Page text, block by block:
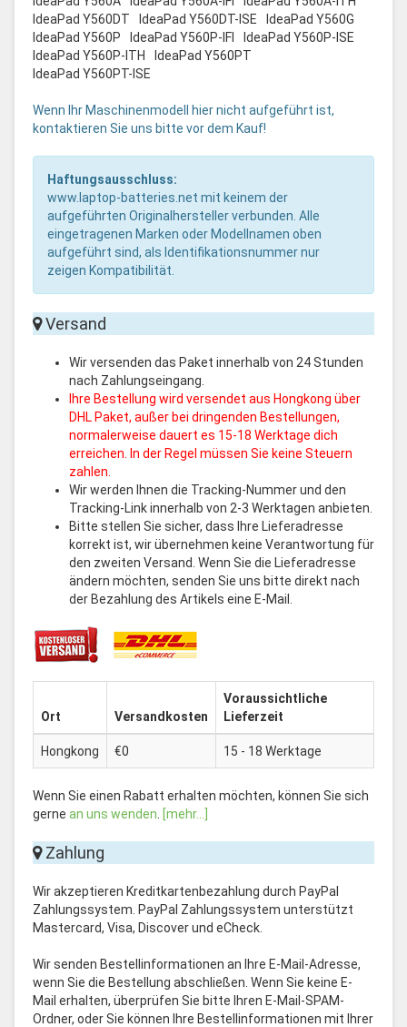
IdeaPad Y560DT
IdeaPad Y560DT-ISE
IdeaPad Y560G
IdeaPad Y560P
IdeaPad Y560P-IFI
IdeaPad Y560P-ISE
IdeaPad Y560P-ITH
IdeaPad Y560PT
IdeaPad Y560PT-ISE
Wenn Ihr Maschinenmodell hier nicht aufgeführt ist,
kontaktieren Sie uns bitte vor dem Kauf!
Haftungsausschluss:
www.laptop-batteries.net mit keinem der
aufgeführten Originalhersteller verbunden. Alle
eingetragenen Marken oder Modellnamen oben
aufgeführt sind, als Identifikationsnummer nur
zeigen Kompatibilität.
Versand
Wir versenden das Paket innerhalb von 24 Stunden
nach Zahlungseingang.
Ihre Bestellung wird versendet aus Hongkong über
DHL Paket, außer bei dringenden Bestellungen,
normalerweise dauert es 15-18 Werktage dich
erreichen. In der Regel müssen Sie keine Steuern
zahlen.
Wir werden Ihnen die Tracking-Nummer und den
Tracking-Link innerhalb von 2-3 Werktagen anbieten.
Bitte stellen Sie sicher, dass Ihre Lieferadresse
korrekt ist, wir übernehmen keine Verantwortung für
den zweiten Versand. Wenn Sie die Lieferadresse
ändern möchten, senden Sie uns bitte direkt nach
der Bezahlung des Artikels eine E-Mail.
Ort Versandkosten
Voraussichtliche
Lieferzeit
Hongkong €0 15 - 18 Werktage
Wenn Sie einen Rabatt erhalten möchten, können Sie sich
gerne an uns wenden [mehr...]
Zahlung
Wir akzeptieren Kreditkartenbezahlung durch PayPal
Zahlungssystem. PayPal Zahlungssystem unterstützt
Mastercard, Visa, Discover und eCheck.
Wir senden Bestellinformationen an Ihre E-Mail-Adresse,
wenn Sie die Bestellung abschließen. Wenn Sie keine E-
Mail erhalten, überprüfen Sie bitte Ihren E-Mail-SPAM-
Ordner, oder Sie können Ihre Bestellinformationen mit Ihrer